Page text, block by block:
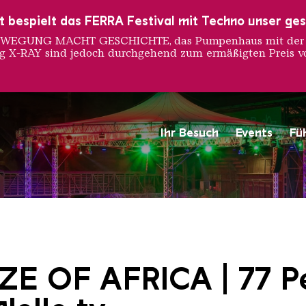
Ihr Besuch Events
Saarländischen
OF AFRICA | 77
bespielt das FERRA Festival mit Techno unser
MACHT GESCHICHTE, das Pumpenhaus mit
RAY sind jedoch durchgehend zum ermäßigten Preis